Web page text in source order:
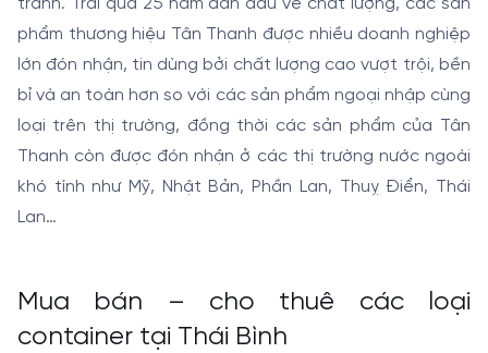
tranh. Trải qua 25 năm dẫn đầu về chất lượng, các sản
phẩm thương hiệu Tân Thanh được nhiều doanh nghiệp
lớn đón nhận, tin dùng bởi chất lượng cao vượt trội, bền
bỉ và an toàn hơn so với các sản phẩm ngoại nhập cùng
loại trên thị trường, đồng thời các sản phẩm của Tân
Thanh còn được đón nhận ở các thị trường nước ngoài
khó tính như Mỹ, Nhật Bản, Phần Lan, Thuỵ Điển, Thái
Lan…
Mua bán – cho thuê các loại
container tại Thái Bình